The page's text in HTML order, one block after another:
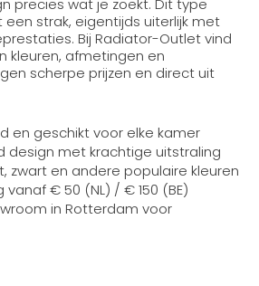
precies wat je zoekt. Dit type
strak, eigentijds uiterlijk met
Bij Radiator-Outlet vind
kleuren, afmetingen en
scherpe prijzen en direct uit
en geschikt voor elke kamer
design met krachtige uitstraling
zwart en andere populaire kleuren
vanaf € 50 (NL) / € 150 (BE)
in Rotterdam voor